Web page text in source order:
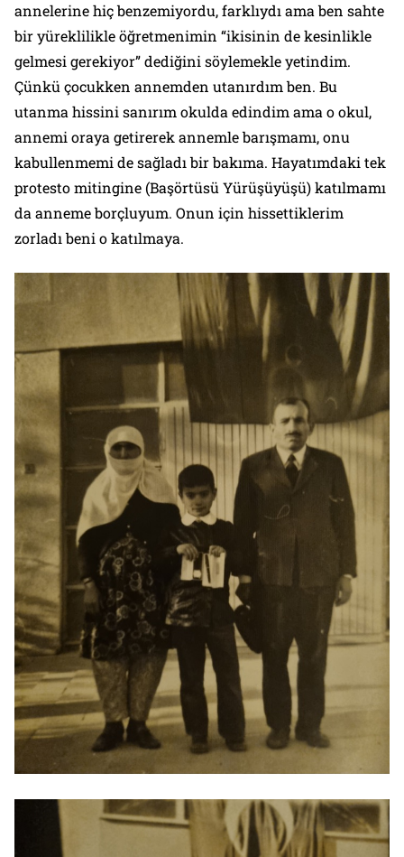
annelerine hiç benzemiyordu, farklıydı ama ben sahte
bir yüreklilikle öğretmenimin “ikisinin de kesinlikle
gelmesi gerekiyor” dediğini söylemekle yetindim.
Çünkü çocukken annemden utanırdım ben. Bu
utanma hissini sanırımokuldaedindim amao okul,
annemi oraya getirerek annemle barışmamı, onu
kabullenmemi de sağladı bir bakıma. Hayatımdaki tek
protesto mitingine (Başörtüsü Yürüşüyüşü) katılmamı
da anneme borçluyum. Onun için hissettiklerim
zorladı beni o katılmaya.